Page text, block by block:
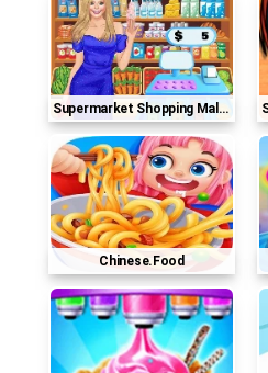
Supermarket Shopping Mall Game
Chinese.food